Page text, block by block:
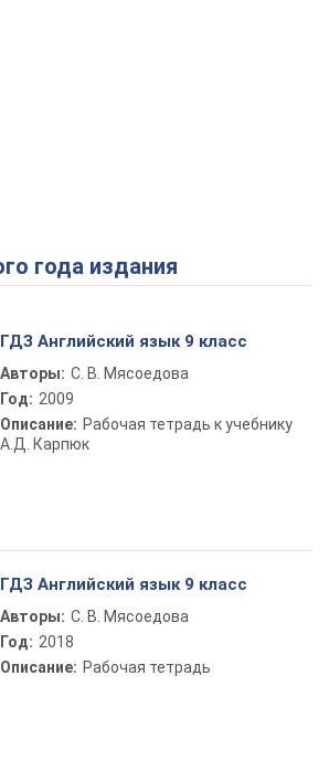
года издания
ГДЗ Английский язык 9 класс
Авторы: С. В. Мясоедова
Год: 2009
Описание: Рабочая тетрадь к учебнику
А.Д. Карпюк
ГДЗ Английский язык 9 класс
Авторы: С. В. Мясоедова
Год: 2018
Описание: Рабочая тетрадь